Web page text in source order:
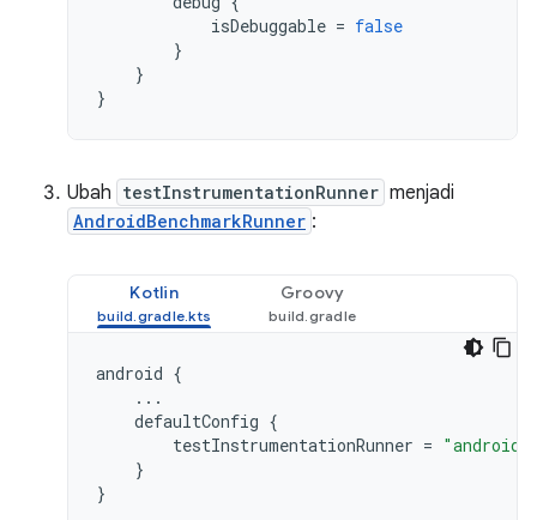
isDebuggable = false
}
}
}
Ubah testInstrumentationRunner menjadi
AndroidBenchmarkRunner :
Kotlin Groovy
android {
...
defaultConfig {
testInstrumentationRunner =
}
}